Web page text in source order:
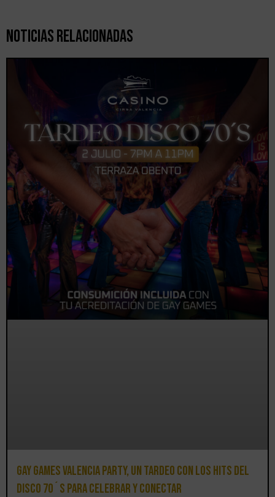
Noticias Relacionadas
Gay Games Valencia Party, un tardeo con los hits del
DISCO 70´S para celebrar y conectar